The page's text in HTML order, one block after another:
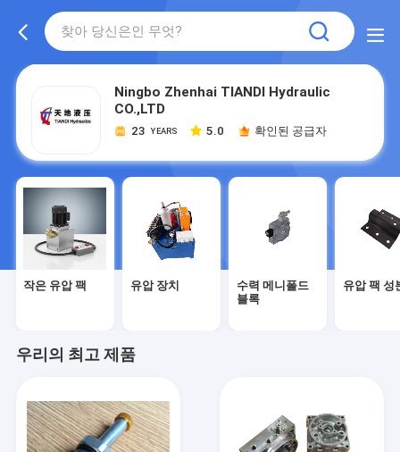
Ningbo Zhenhai TIANDI Hydraulic
CO.,LTD
23 YEARS 5.0 확인된 공급자
작은 유압 팩 유압 장치
수력 메니폴드
블록
유압 팩 성
우리의 최고 제품